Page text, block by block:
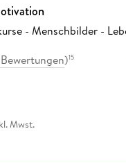
- Menschbilder -
)15
Mwst.